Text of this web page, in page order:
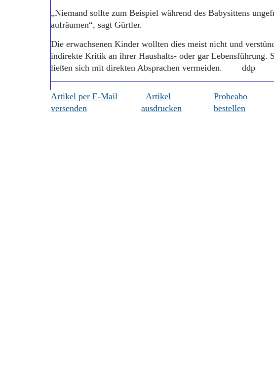
„Niemand sollte zum Beispiel während des Babysittens
aufräumen“, sagt Gürtler.
Die erwachsenen Kinder wollten dies meist nicht und
indirekte Kritik an ihrer Haushalts- oder gar Lebensführung.
ließen sich mit direkten Absprachen vermeiden. ddp
Artikel per E-Mail
versenden
Artikel
ausdrucken
Probeabo
bestellen